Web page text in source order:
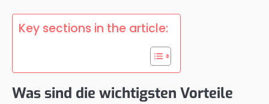
Key sections in the article:
Was sind die wichtigsten Vorteile